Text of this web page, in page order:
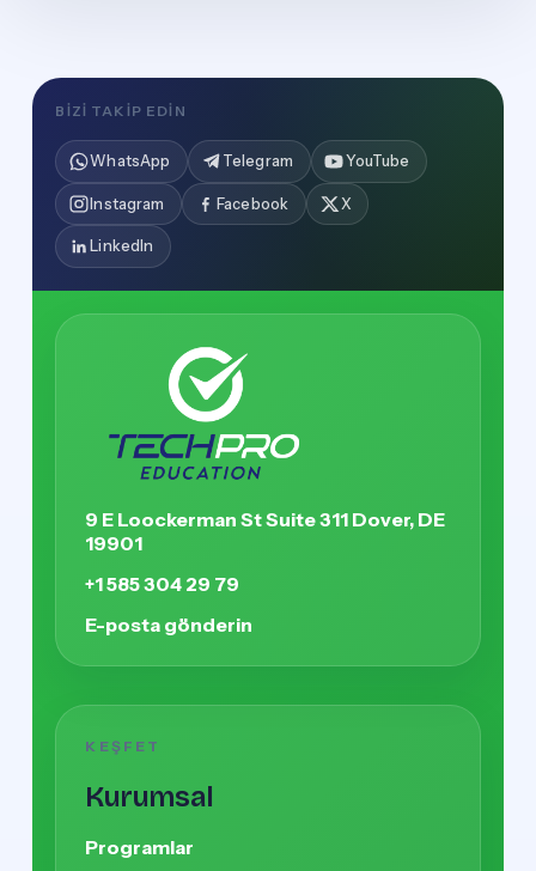
BIZI TAKIP EDIN
WhatsApp Telegram YouTube
Instagram Facebook X
LinkedIn
9 E Loockerman St Suite 311 Dover, DE
19901
+1 585 304 29 79
E-posta gönderin
KEŞFET
Kurumsal
Programlar